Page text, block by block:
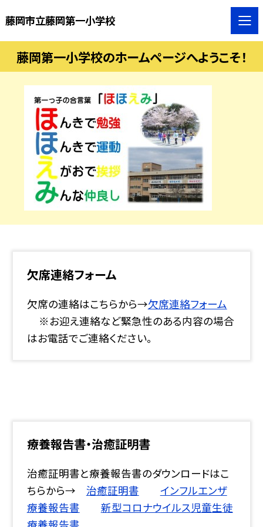
藤岡市立藤岡第一小学校
藤岡第一小学校のホームページへようこそ！
欠席連絡フォーム
欠席の連絡はこちらから→欠席連絡フォーム
※お迎え連絡など緊急性のある内容の場合
はお電話でご連絡ください。
療養報告書・治癒証明書
治癒証明書と療養報告書のダウンロードはこ
ちらから→ 治癒証明書
インフルエンザ
療養報告書
新型コロナウイルス児童生徒